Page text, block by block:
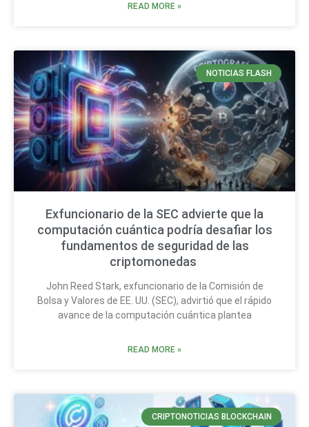
READ MORE »
NOTICIAS FLASH
Exfuncionario de la SEC advierte que la
computación cuántica podría desafiar los
fundamentos de seguridad de las
criptomonedas
John Reed Stark, exfuncionario de la Comisión de
Bolsa y Valores de EE. UU. (SEC), advirtió que el rápido
avance de la computación cuántica plantea
READ MORE »
CRIPTONOTICIAS BLOCKCHAIN